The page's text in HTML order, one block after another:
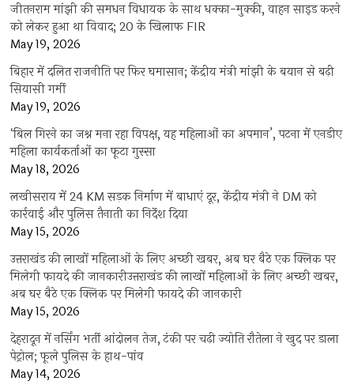
जीतनराम मांझी की समधन विधायक के साथ धक्का-मुक्की, वाहन साइड करने
को लेकर हुआ था विवाद; 20 के खिलाफ FIR
May 19, 2026
बिहार में दलित राजनीति पर फिर घमासान; केंद्रीय मंत्री मांझी के बयान से बढ़ी
सियासी गर्मी
May 19, 2026
‘बिल गिरने का जश्न मना रहा विपक्ष, यह महिलाओं का अपमान’, पटना में एनडीए
महिला कार्यकर्ताओं का फूटा गुस्सा
May 18, 2026
लखीसराय में 24 KM सड़क निर्माण में बाधाएं दूर, केंद्रीय मंत्री ने DM को
कार्रवाई और पुलिस तैनाती का निर्देश दिया
May 15, 2026
उत्तराखंड की लाखों महिलाओं के लिए अच्छी खबर, अब घर बैठे एक क्लिक पर
मिलेगी फायदे की जानकारीउत्तराखंड की लाखों महिलाओं के लिए अच्छी खबर,
अब घर बैठे एक क्लिक पर मिलेगी फायदे की जानकारी
May 15, 2026
देहरादून में नर्सिंग भर्ती आंदोलन तेज, टंकी पर चढ़ी ज्योति रौतेला ने खुद पर डाला
पेट्रोल; फूले पुलिस के हाथ-पांव
May 14, 2026